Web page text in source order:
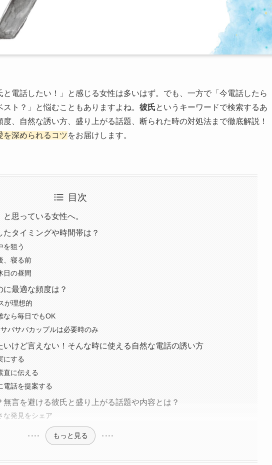
電話したい！」と感じる女性は多いはず。でも、一方で「今電話したら
ト？」と悩むこともありますよね。 彼氏というキーワードで検索するあ
、自然な誘い方、盛り上がる話題、断られた時の対処法まで徹底解説！
を深められるコツをお届けします。
目次
と思っている女性へ。
タイミングや時間帯は？
を狙う
、寝る前
日の昼間
最適な頻度は？
が理想的
なら毎日でもOK
バサバカップルは必要時のみ
いけど言えない！そんな時に使える自然な電話の誘い方
にする
直に伝える
電話を提案する
言を避ける彼氏と盛り上がる話題や内容とは？
な発見をシェア
もっと見る